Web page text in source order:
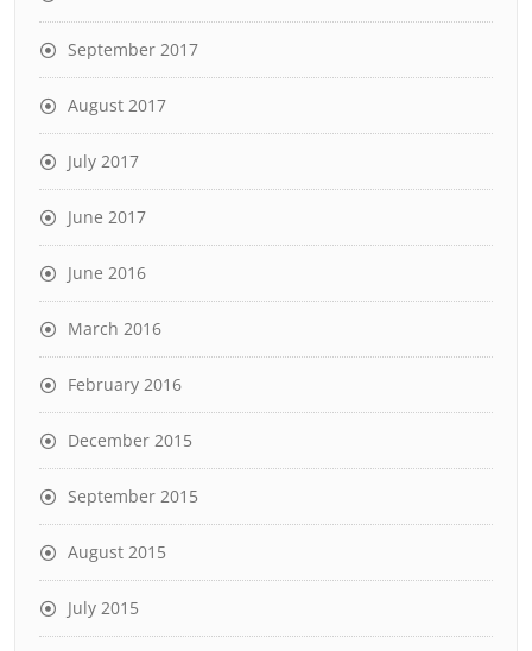
September 2017
August 2017
July 2017
June 2017
June 2016
March 2016
February 2016
December 2015
September 2015
August 2015
July 2015